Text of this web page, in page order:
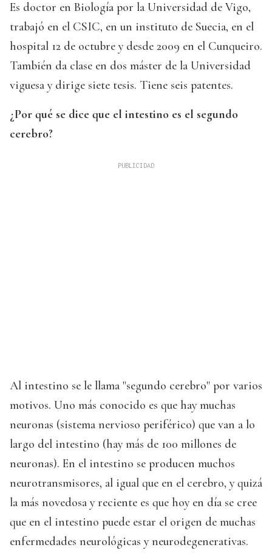
Es doctor en Biología por la Universidad de Vigo,
trabajó en el CSIC, en un instituto de Suecia, en el
hospital 12 de octubre y desde 2009 en el Cunqueiro.
También da clase en dos máster de la Universidad
viguesa y dirige siete tesis. Tiene seis patentes.
¿Por qué se dice que el intestino es el segundo
cerebro?
Al intestino se le llama "segundo cerebro" por varios
motivos. Uno más conocido es que hay muchas
neuronas (sistema nervioso periférico) que van a lo
largo del intestino (hay más de 100 millones de
neuronas). En el intestino se producen muchos
neurotransmisores, al igual que en el cerebro, y quizá
la más novedosa y reciente es que hoy en día se cree
que en el intestino puede estar el origen de muchas
enfermedades neurológicas y neurodegenerativas.